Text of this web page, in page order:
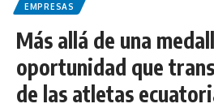
EMPRESAS
Más allá de una
oportunidad que
de las atletas